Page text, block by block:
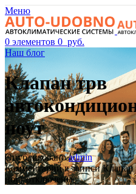
Меню
0 элементов 0 руб.
Наш блог
Клапан трв
ноут
Опубликовано admin
Комментариик записи Клапан
ноутотключены